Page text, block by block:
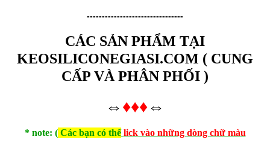
--------------------------------
CÁC SẢN PHẨM TẠI
KEOSILICONEGIASI.COM ( CUNG
CẤP VÀ PHÂN PHỐI )
⇔♦♦♦⇔
* note: (Các bạn có thể lick vào những dòng chữ màu